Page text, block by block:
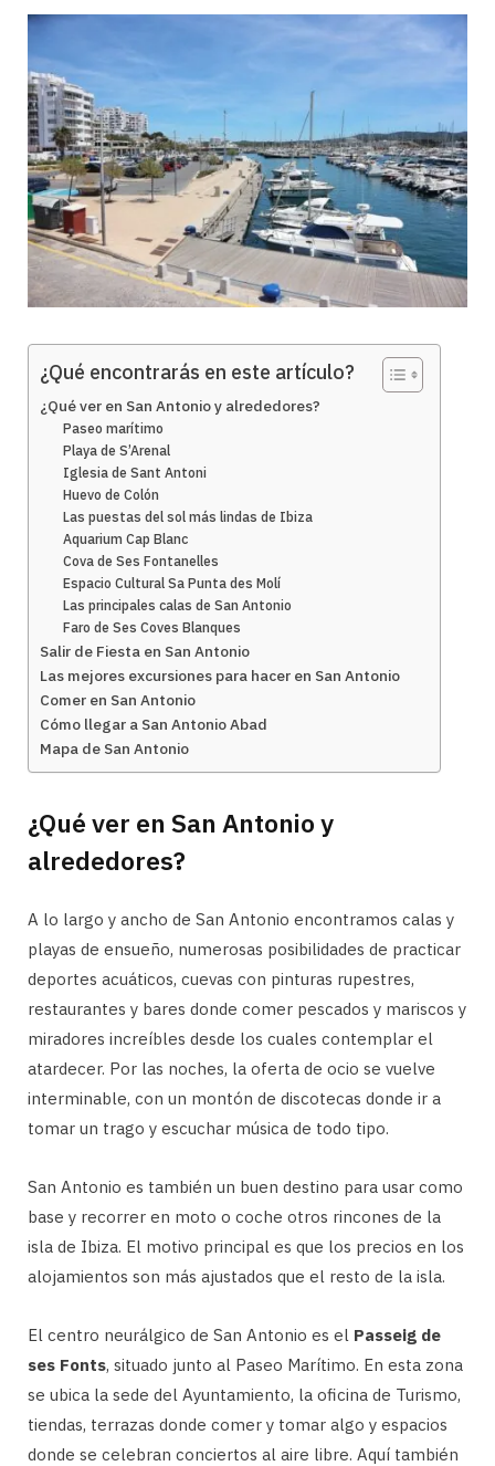
¿Qué encontrarás en este artículo?
¿Qué ver en San Antonio y alrededores?
Paseo marítimo
Playa de S’Arenal
Iglesia de Sant Antoni
Huevo de Colón
Las puestas del sol más lindas de Ibiza
Aquarium Cap Blanc
Cova de Ses Fontanelles
Espacio Cultural Sa Punta des Molí
Las principales calas de San Antonio
Faro de Ses Coves Blanques
Salir de Fiesta en San Antonio
Las mejores excursiones para hacer en San Antonio
Comer en San Antonio
Cómo llegar a San Antonio Abad
Mapa de San Antonio
¿Qué ver en San Antonio y
alrededores?
A lo largo y ancho de San Antonio encontramos calas y
playas de ensueño, numerosas posibilidades de practicar
deportes acuáticos, cuevas con pinturas rupestres,
restaurantes y bares donde comer pescados y mariscos y
miradores increíbles desde los cuales contemplar el
atardecer. Por las noches, la oferta de ocio se vuelve
interminable, con un montón de discotecas donde ir a
tomar un trago y escuchar música de todo tipo.
San Antonio es también un buen destino para usar como
base y recorrer en moto o coche otros rincones de la
isla de Ibiza. El motivo principal es que los precios en los
alojamientos son más ajustados que el resto de la isla.
El centro neurálgico de San Antonio es el Passeig de
ses Fonts, situado junto al Paseo Marítimo. En esta zona
se ubica la sede del Ayuntamiento, la oficina de Turismo,
tiendas, terrazas donde comer y tomar algo y espacios
donde se celebran conciertos al aire libre. Aquí también